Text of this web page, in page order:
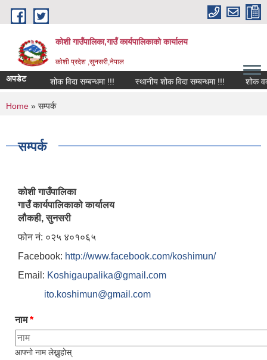
Skip to main content
कोशी गाउँपालिका,गाउँ कार्यपालिकाको कार्यालय
काेशी प्रदेश ,सुनसरी,नेपाल
अपडेट शोक विदा सम्बन्धमा !!! स्थानीय शोक विदा सम्बन्धमा !!! शोक
You are here
Home » सम्पर्क
सम्पर्क
कोशी गाउँपालिका
गाउँ कार्यपालिकाको कार्यालय
लौकही, सुनसरी
फोन नं: ०२५ ४०१०६५
Facebook: http://www.facebook.com/koshimun/
Email: Koshigaupalika@gmail.com
ito.koshimun@gmail.com
नाम*
आफ्नो नाम लेख्नुहोस्